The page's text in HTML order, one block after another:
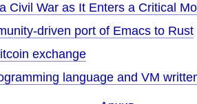
Civil War as It Enters a Critical
driven port of Emacs to Rust
exchange
language and VM